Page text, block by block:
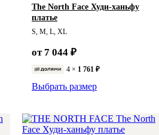
The North Face Худи-ханьфу
платье
S, M, L, XL
от 7 044 ₽
4 × 1 761 ₽
Выбрать размер